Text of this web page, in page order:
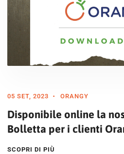
05 SET, 2023 ORANGY
Disponibile online la
Bolletta per i clienti
SCOPRI DI PIÙ